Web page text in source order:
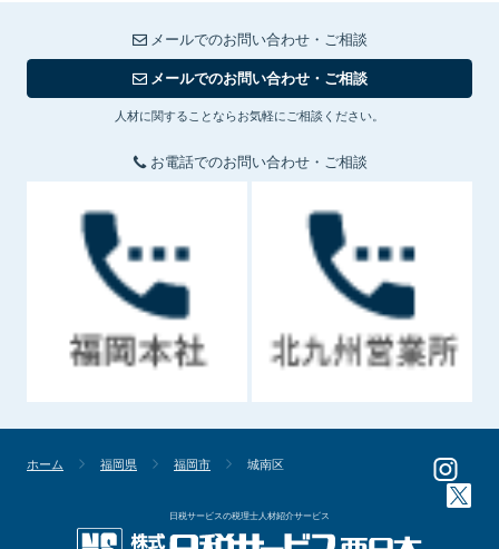
メールでのお問い合わせ・ご相談
メールでのお問い合わせ・ご相談
人材に関することならお気軽にご相談ください。
お電話でのお問い合わせ・ご相談
ホーム 福岡県 福岡市 城南区
日税サービスの税理士人材紹介サービス